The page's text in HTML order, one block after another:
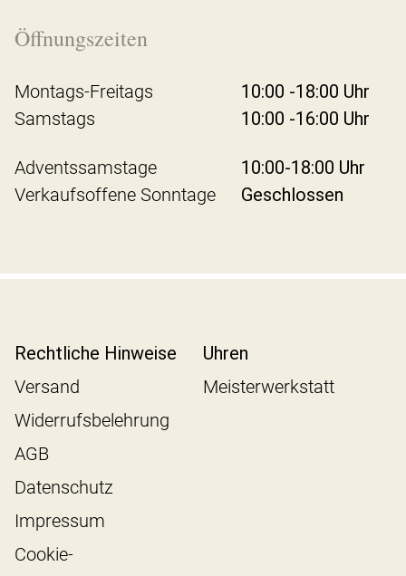
Öffnungszeiten
Montags-Freitags
10:00 -18:00 Uhr
Samstags
10:00 -16:00 Uhr
Adventssamstage
10:00-18:00 Uhr
Verkaufsoffene Sonntage
Geschlossen
Rechtliche Hinweise
Versand
Widerrufsbelehrung
AGB
Datenschutz
Impressum
Cookie-
Uhren
Meisterwerkstatt